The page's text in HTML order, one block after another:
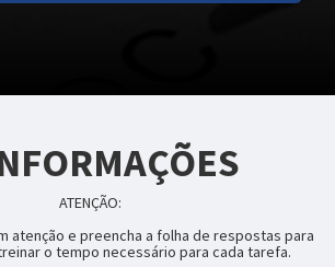
ATENÇÃO:
atenção e preencha a folha de respostas para
o tempo necessário para cada tarefa.